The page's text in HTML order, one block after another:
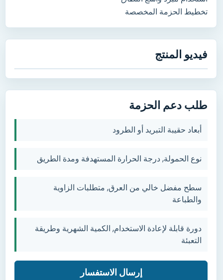
تخطيط الحزمة المخصصة
فيديو المنتج
طلب دعم الحزمة
أبعاد حقيبة التبريد أو الطرود
نوع الحمولة, درجة الحرارة المستهدفة ومدة الطريق
سطح مفضل خالي من العرق, متطلبات الزاوية
والطباعة
دورة قابلة لإعادة الاستخدام, الكمية الشهرية وطريقة
التعبئة
إرسال الاستفسار